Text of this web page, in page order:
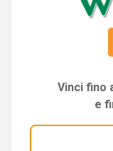
Vinci fino
e